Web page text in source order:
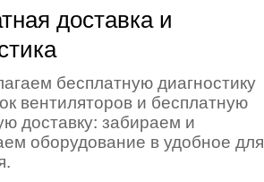
доставка и
бесплатную диагностику
вентиляторов и бесплатную
доставку: забираем и
оборудование в удобное для